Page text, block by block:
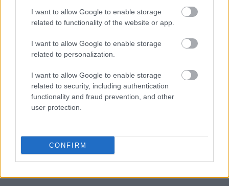
I want to allow Google to enable storage
related to functionality of the website or app.
I want to allow Google to enable storage
related to personalization.
I want to allow Google to enable storage
related to security, including authentication
functionality and fraud prevention, and other
user protection.
CONFIRM
παράλληλα απαλύνουν τις δυσχρωμίες,
αντηλιακό.